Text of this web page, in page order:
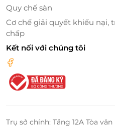
Đây không chỉ là
khoảnh khắc lắng lại để
Huế bằng cả tâm hồn.
Quy chế sàn
Cơ chế giải quyết khiếu nại,
chấp
Kết nối với chúng tôi
Trụ sở chính: Tầng 12A Tòa